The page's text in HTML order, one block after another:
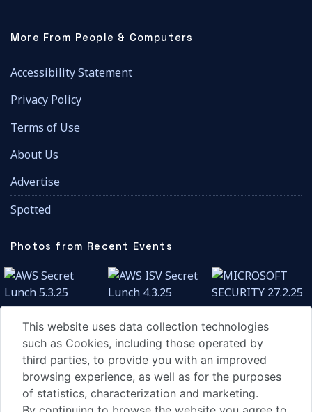
More From People & Computers
Accessibility Statement
Privacy Policy
Terms of Use
About Us
Advertise
Spotted
Photos from Recent Events
This website uses data collection technologies
such as Cookies, including those operated by
third parties, to provide you with an improved
browsing experience, as well as for the purposes
of statistics, characterization and marketing.